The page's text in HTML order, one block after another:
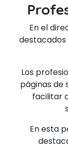
En el
Los
páginas
facilitar
En esta